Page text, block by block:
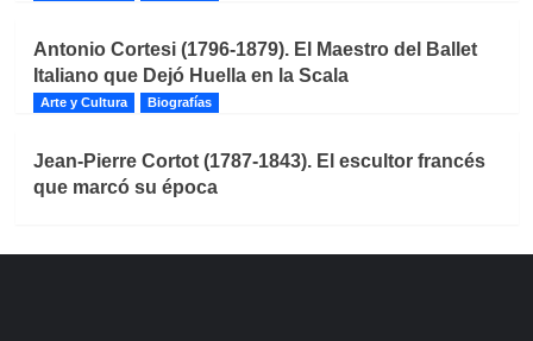
Antonio Cortesi (1796-1879). El Maestro del Ballet
Italiano que Dejó Huella en la Scala
Arte y Cultura Biografías
Jean-Pierre Cortot (1787-1843). El escultor francés
que marcó su época